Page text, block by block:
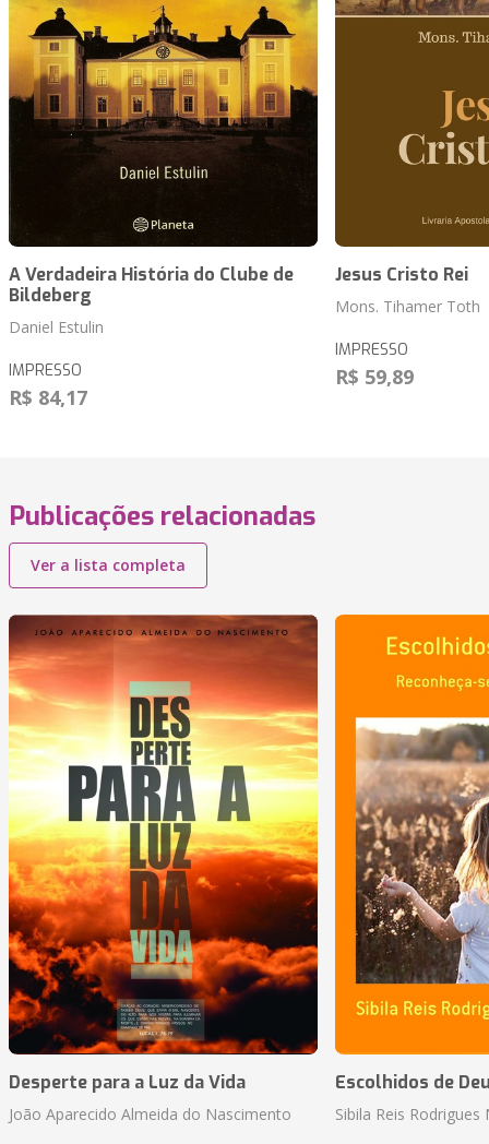
A Verdadeira História do Clube de
Bildeberg
Daniel Estulin
IMPRESSO
R$ 84,17
Jesus Cristo Rei
Mons. Tihamer Toth
IMPRESSO
R$ 59,89
Publicações relacionadas
Ver a lista completa
Desperte para a Luz da Vida
João Aparecido Almeida do Nascimento
Escolhidos de
Sibila Reis